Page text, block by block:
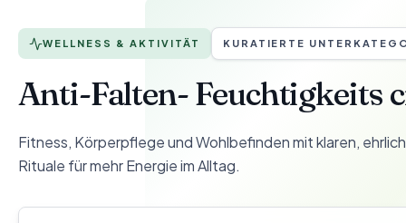
WELLNESS & AKTIVITÄT KURATIERTE
Anti-Falten- Feuchtigkeits
Fitness, Körperpflege und Wohlbefinden mit klaren,
Rituale für mehr Energie im Alltag.